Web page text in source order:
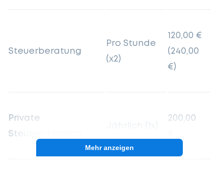
Steuerberatung
Pro Stunde
(x2)
120,00 €
(240,00
€)
Private
Steuererklärung
200,00
Mehr anzeigen